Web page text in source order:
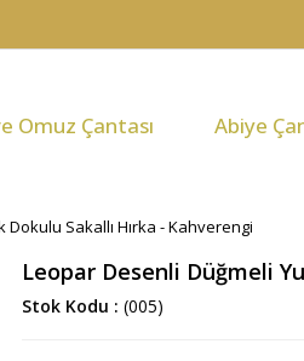
Omuz Çantası Abiye
Sakallı Hırka - Kahverengi
Leopar Desenli Düğmeli
Stok Kodu (005)